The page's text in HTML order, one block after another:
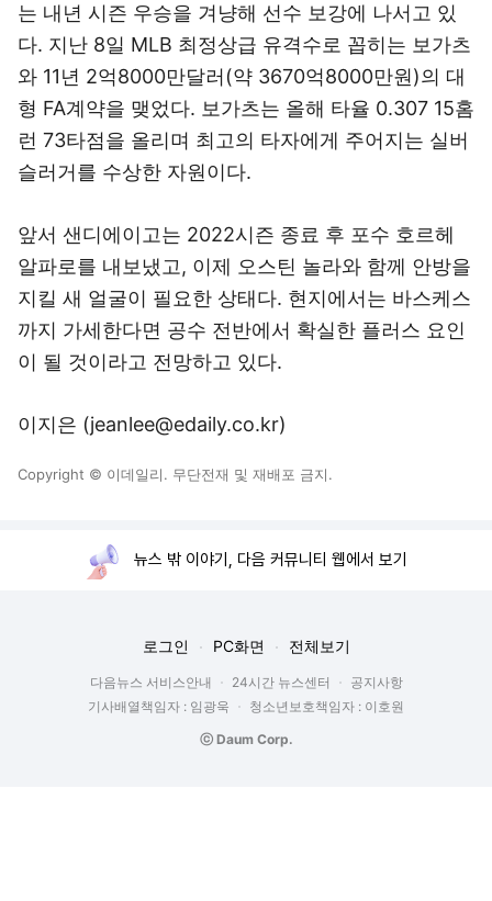
는 내년 시즌 우승을 겨냥해 선수 보강에 나서고 있
다. 지난 8일 MLB 최정상급 유격수로 꼽히는 보가츠
와 11년 2억8000만달러(약 3670억8000만원)의 대
형 FA계약을 맺었다. 보가츠는 올해 타율 0.307 15홈
런 73타점을 올리며 최고의 타자에게 주어지는 실버
슬러거를 수상한 자원이다.
앞서 샌디에이고는 2022시즌 종료 후 포수 호르헤
알파로를 내보냈고, 이제 오스틴 놀라와 함께 안방을
지킬 새 얼굴이 필요한 상태다. 현지에서는 바스케스
까지 가세한다면 공수 전반에서 확실한 플러스 요인
이 될 것이라고 전망하고 있다.
이지은 (jeanlee@edaily.co.kr)
Copyright © 이데일리. 무단전재 및 재배포 금지.
뉴스 밖 이야기, 다음 커뮤니티 웹에서 보기
로그인 PC화면 전체보기
다음뉴스 서비스안내 24시간 뉴스센터
공지사항
기사배열책임자 : 임광욱
청소년보호책임자 : 이호원
ⓒ Daum Corp.